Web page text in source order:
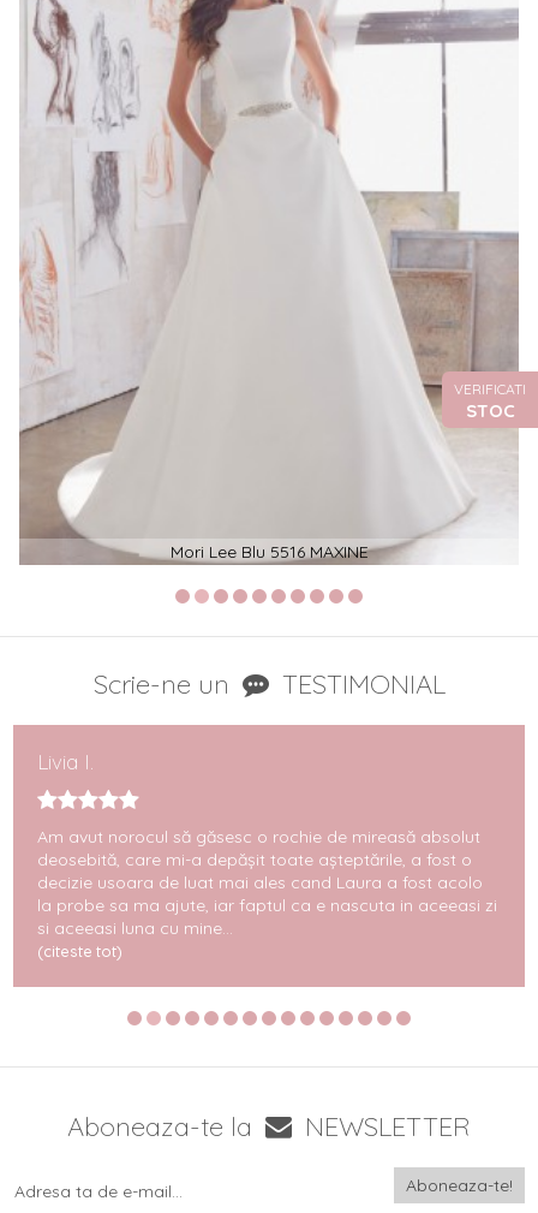
Mori Lee Blu 5516 MAXINE
Scrie-ne un TESTIMONIAL
Livia I.
Am avut norocul să găsesc o rochie de mireasă absolut
deosebită, care mi-a depășit toate așteptările, a fost o
decizie usoara de luat mai ales cand Laura a fost acolo
la probe sa ma ajute, iar faptul ca e nascuta in aceeasi zi
si aceeasi luna cu mine...
(citeste tot)
Aboneaza-te la NEWSLETTER
VERIFICATI
STOC